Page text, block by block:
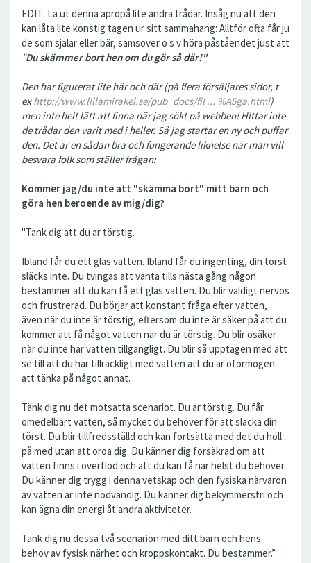
EDIT: La ut denna apropå lite andra trådar. Insåg nu att den
kan låta lite konstig tagen ur sitt sammahang: Alltför ofta får ju
de som sjalar eller bär, samsover o s v höra påståendet just att
"Du skämmer bort hen om du gör så där!"
Den har figurerat lite här och där (på flera försäljares sidor, t
exhttp://www.lillamirakel.se/pub_docs/fil ... %A5ga.html)
men inte helt lätt att finna när jag sökt på webben! HIttar inte
de trådar den varit med i heller. Så jag startar en ny och puffar
den. Det är en sådan bra och fungerande liknelse när man vill
besvara folk som ställer frågan:
Kommer jag/du inte att "skämma bort" mitt barn och
göra hen beroende av mig/dig?
"Tänk dig att du är törstig.
Ibland får du ett glas vatten. Ibland får du ingenting, din törst
släcks inte. Du tvingas att vänta tills nästa gång någon
bestämmer att du kan få ett glas vatten. Du blir väldigt nervös
och frustrerad. Du börjar att konstant fråga efter vatten,
även när du inte är törstig, eftersom du inte är säker på att du
kommer att få något vatten när du är törstig. Du blir osäker
när du inte har vatten tillgängligt. Du blir så upptagen med att
se till att du har tillräckligt med vatten att du är oförmögen
att tänka på något annat.
Tänk dig nu det motsatta scenariot. Du är törstig. Du får
omedelbart vatten, så mycket du behöver för att släcka din
törst. Du blir tillfredsställd och kan fortsätta med det du höll
på med utan att oroa dig. Du känner dig försäkrad om att
vatten finns i överflöd och att du kan få när helst du behöver.
Du känner dig trygg i denna vetskap och den fysiska närvaron
av vatten är inte nödvändig. Du känner dig bekymmersfri och
kan ägna din energi åt andra aktiviteter.
Tänk dig nu dessa två scenarion med ditt barn och hens
behov av fysisk närhet och kroppskontakt. Du bestämmer.”